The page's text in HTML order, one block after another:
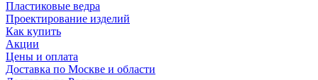
Пластиковые ведра
Проектирование изделий
Как купить
Акции
Цены и оплата
Доставка по Москве и области